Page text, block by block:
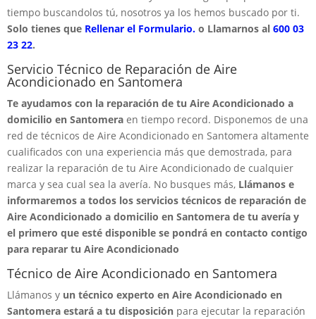
tiempo buscandolos tú, nosotros ya los hemos buscado por ti.
Solo tienes que Rellenar el Formulario. o Llamarnos al 600 03
23 22.
Servicio Técnico de Reparación de Aire
Acondicionado en Santomera
Te ayudamos con la reparación de tu Aire Acondicionado a
domicilio en Santomera en tiempo record. Disponemos de una
red de técnicos de Aire Acondicionado en Santomera altamente
cualificados con una experiencia más que demostrada, para
realizar la reparación de tu Aire Acondicionado de cualquier
marca y sea cual sea la avería. No busques más, Llámanos e
informaremos a todos los servicios técnicos de reparación de
Aire Acondicionado a domicilio en Santomera de tu avería y
el primero que esté disponible se pondrá en contacto contigo
para reparar tu Aire Acondicionado
Técnico de Aire Acondicionado en Santomera
Llámanos y un técnico experto en Aire Acondicionado en
Santomera estará a tu disposición para ejecutar la reparación